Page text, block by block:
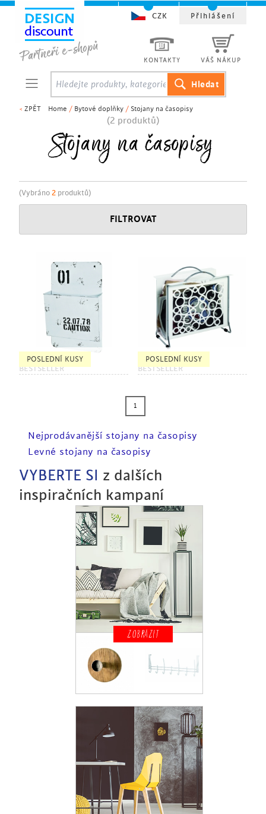
< ZPĚT Home / Bytové doplňky / Stojany na časopisy
(2 produktů)
Stojany na časopisy
(Vybráno 2 produktů)
FILTROVAT
POSLEDNÍ KUSY
BESTSELLER
POSLEDNÍ KUSY
BESTSELLER
1
Nejprodávanější stojany na časopisy
Levné stojany na časopisy
VYBERTE SI
z dalších
inspiračních kampaní
ZOBRAZIT
KONTAKTY VÁŠ NÁKUP
CZK Přihlášení